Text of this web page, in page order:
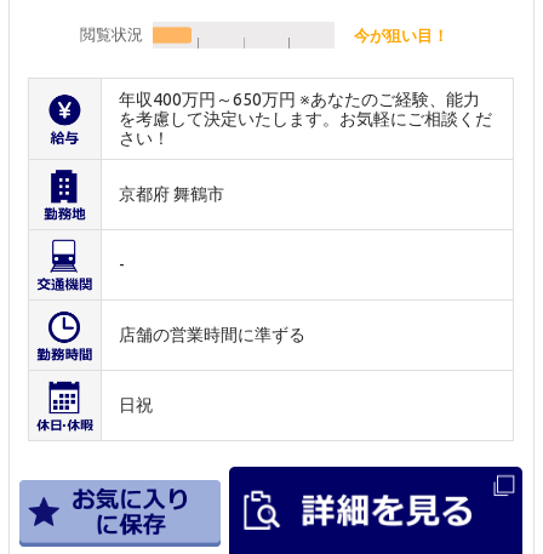
閲覧状況 今が狙い目！
年収400万円～650万円 ※あなたのご経験、能力
を考慮して決定いたします。お気軽にご相談くだ
さい！
京都府 舞鶴市
-
店舗の営業時間に準ずる
日祝